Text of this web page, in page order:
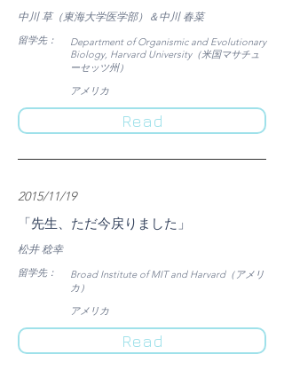
中川 草（東海大学医学部）＆中川 春菜
​留学先：
Department of Organismic and Evolutionary
Biology, Harvard University（米国マサチュ
ーセッツ州）
​アメリカ
Read
​2015/11/19
「先生、ただ今戻りました」
松井 稔幸
​留学先：
Broad Institute of MIT and Harvard（アメリ
カ）
​アメリカ
Read